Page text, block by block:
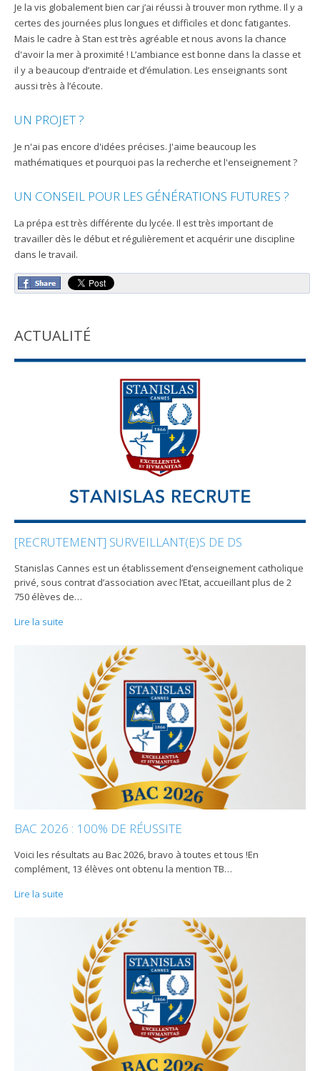
Je la vis globalement bien car j’ai réussi à trouver mon rythme. Il y a
certes des journées plus longues et difficiles et donc fatigantes.
Mais le cadre à Stan est très agréable et nous avons la chance
d'avoir la mer à proximité ! L’ambiance est bonne dans la classe et
il y a beaucoup d’entraide et d’émulation. Les enseignants sont
aussi très à l’écoute.
UN PROJET ?
Je n'ai pas encore d'idées précises. J'aime beaucoup les
mathématiques et pourquoi pas la recherche et l'enseignement ?
UN CONSEIL POUR LES GÉNÉRATIONS FUTURES ?
La prépa est très différente du lycée. Il est très important de
travailler dès le début et régulièrement et acquérir une discipline
dans le travail.
ACTUALITÉ
[RECRUTEMENT] SURVEILLANT(E)S DE DS
Stanislas Cannes est un établissement d’enseignement catholique
privé, sous contrat d’association avec l’Etat, accueillant plus de 2
750 élèves de…
Lire la suite
BAC 2026 : 100% DE RÉUSSITE
Voici les résultats au Bac 2026, bravo à toutes et tous !En
complément, 13 élèves ont obtenu la mention TB…
Lire la suite